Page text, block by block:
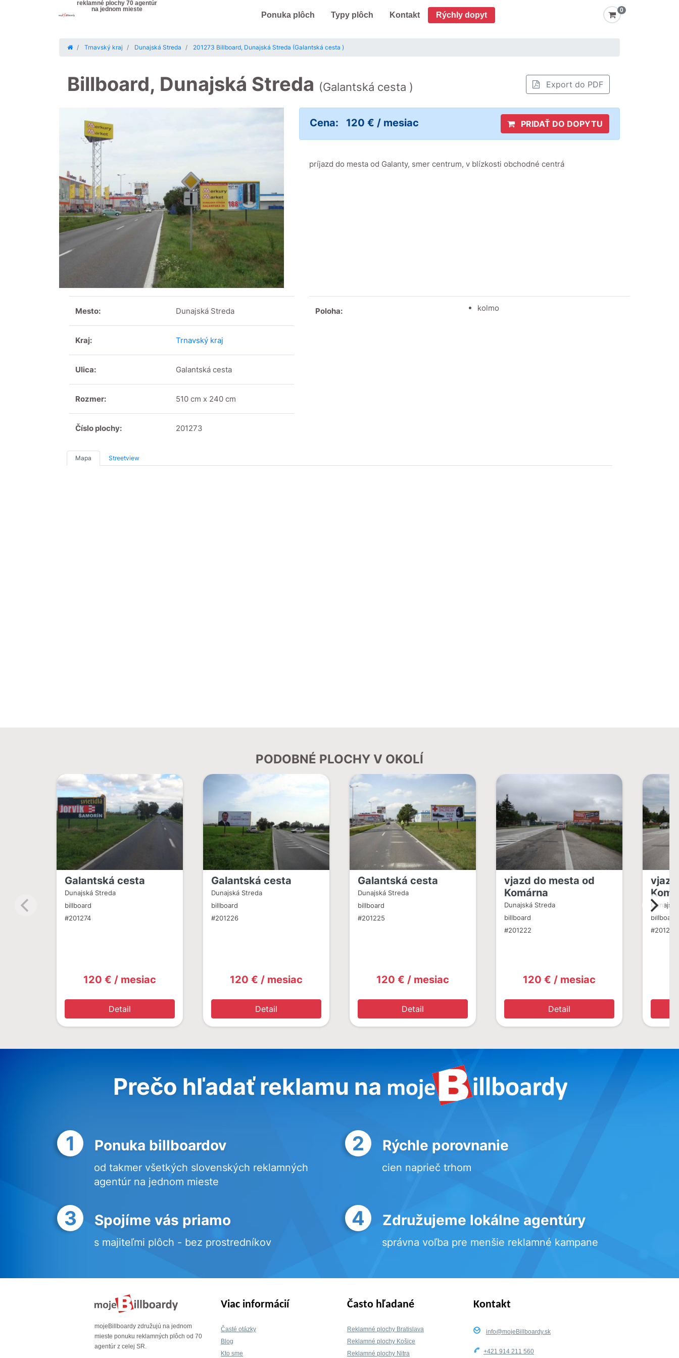
reklamné plochy 70 agentúr
na jednom mieste
Ponuka plôch Typy plôch Kontakt Rýchly dopyt
0
Trnavský kraj Dunajská Streda 201273 Billboard, Dunajská Streda (Galantská cesta )
Billboard, Dunajská Streda (Galantská cesta ) Export do PDF
Cena: 120 € / mesiac PRIDAŤ DO DOPYTU
príjazd do mesta od Galanty, smer centrum, v blízkosti obchodné centrá
Mesto: Dunajská Streda
Kraj: Trnavský kraj
Ulica: Galantská cesta
Rozmer: 510 cm x 240 cm
Číslo plochy: 201273
Poloha: kolmo
Mapa Streetview
PODOBNÉ PLOCHY V OKOLÍ
Galantská cesta
Dunajská Streda
billboard
#201274
120 € / mesiac
Detail
Galantská cesta
Dunajská Streda
billboard
#201226
120 € / mesiac
Detail
Galantská cesta
Dunajská Streda
billboard
#201225
120 € / mesiac
Detail
vjazd do mesta od
Komárna
Dunajská Streda
billboard
#201222
120 € / mesiac
Detail
billboard
#201220
Prečo hľadať reklamu na
1 Ponuka billboardov
od takmer všetkých slovenských reklamných
agentúr na jednom mieste
2 Rýchle porovnanie
cien naprieč trhom
3 Spojíme vás priamo
s majiteľmi plôch - bez prostredníkov
4 Združujeme lokálne agentúry
správna voľba pre menšie reklamné kampane
mojeBillboardy združujú na jednom
mieste ponuku reklamných plôch od 70
agentúr z celej SR.
Viac informácií
Časté otázky
Blog
Kto sme
Často hľadané
Reklamné plochy Bratislava
Reklamné plochy Košice
Reklamné plochy Nitra
Kontakt
info@mojeBillboardy.sk
+421 914 211 560